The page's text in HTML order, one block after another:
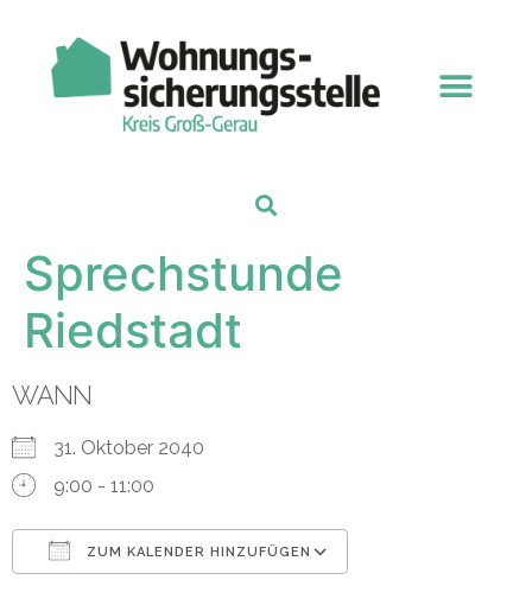
Sprechstunde
Riedstadt
WANN
31. Oktober 2040
9:00 - 11:00
ZUM KALENDER HINZUFÜGEN